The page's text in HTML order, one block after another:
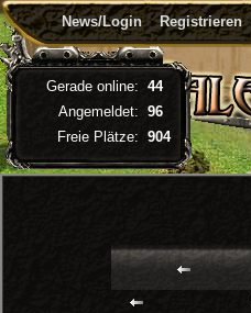
News/Login Registrieren
Gerade online: 44
Angemeldet: 96
Freie Plätze: 904